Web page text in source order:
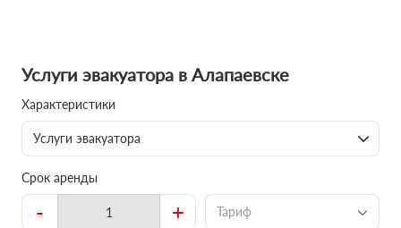
Услуги эвакуатора в Алапаевске
Характеристики
Услуги эвакуатора
Срок аренды
- + Тариф